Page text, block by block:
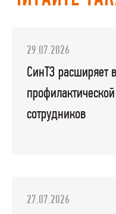
29.07.2026
СинТЗ расширяет
сотрудников
27.07.2026